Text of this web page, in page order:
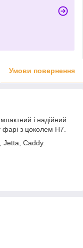
Умови повернення
і надійний
з цоколем H7.
Jetta, Caddy.